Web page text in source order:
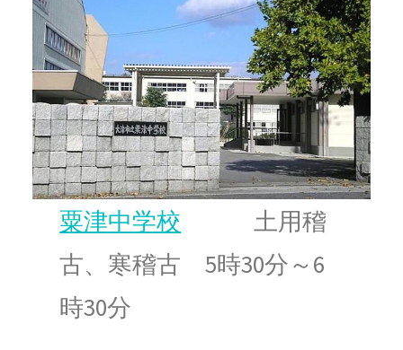
粟津中学校 土用稽
古、寒稽古 5時30分～6
時30分